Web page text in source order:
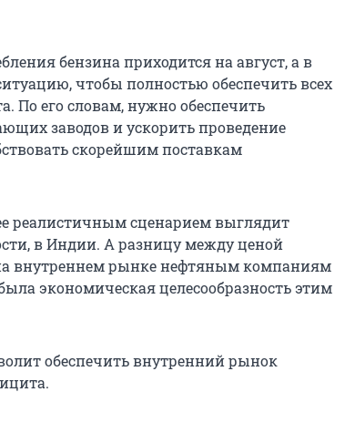
бензина приходится на август, а в
чтобы полностью обеспечить всех
По его словам, нужно обеспечить
заводов и ускорить проведение
скорейшим поставкам
реалистичным сценарием выглядит
в Индии. А разницу между ценой
внутреннем рынке нефтяным компаниям
экономическая целесообразность этим
обеспечить внутренний рынок